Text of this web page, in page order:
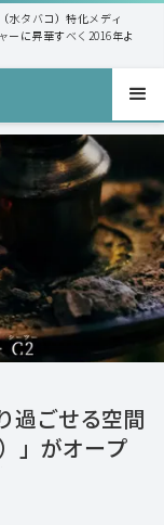
水タバコ）特化メディ
ーに昇華すべく2016年よ
過ごせる空間
」がオープ
て楽しめる